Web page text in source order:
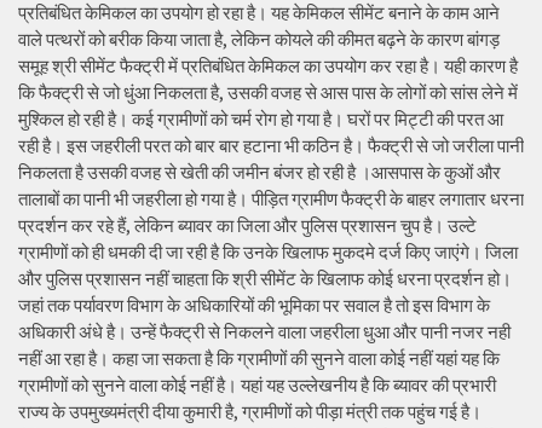
प्रतिबंधित केमिकल का उपयोग हो रहा है। यह केमिकल सीमेंट बनाने के काम आने
वाले पत्थरों को बरीक किया जाता है, लेकिन कोयले की कीमत बढ़ने के कारण बांगड़
समूह श्री सीमेंट फैक्ट्री में प्रतिबंधित केमिकल का उपयोग कर रहा है। यही कारण है
कि फैक्ट्री से जो धुंआ निकलता है, उसकी वजह से आस पास के लोगों को सांस लेने में
मुश्किल हो रही है। कई ग्रामीणों को चर्म रोग हो गया है। घरों पर मिट्टी की परत आ
रही है। इस जहरीली परत को बार बार हटाना भी कठिन है। फैक्ट्री से जो जरीला पानी
निकलता है उसकी वजह से खेती की जमीन बंजर हो रही है ।आसपास के कुओं और
तालाबों का पानी भी जहरीला हो गया है। पीड़ित ग्रामीण फैक्ट्री के बाहर लगातार धरना
प्रदर्शन कर रहे हैं, लेकिन ब्यावर का जिला और पुलिस प्रशासन चुप है। उल्टे
ग्रामीणों को ही धमकी दी जा रही है कि उनके खिलाफ मुकदमे दर्ज किए जाएंगे। जिला
और पुलिस प्रशासन नहीं चाहता कि श्री सीमेंट के खिलाफ कोई धरना प्रदर्शन हो।
जहां तक पर्यावरण विभाग के अधिकारियों की भूमिका पर सवाल है तो इस विभाग के
अधिकारी अंधे है। उन्हें फैक्ट्री से निकलने वाला जहरीला धुआ और पानी नजर नही
नहीं आ रहा है। कहा जा सकता है कि ग्रामीणों की सुनने वाला कोई नहीं यहां यह कि
ग्रामीणों को सुनने वाला कोई नहीं है। यहां यह उल्लेखनीय है कि ब्यावर की प्रभारी
राज्य के उपमुख्यमंत्री दीया कुमारी है, ग्रामीणों को पीड़ा मंत्री तक पहुंच गई है।